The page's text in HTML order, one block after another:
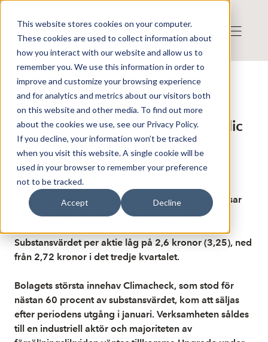
This website stores cookies on your computer.
These cookies are used to collect information about
how you interact with our website and allow us to
remember you. We use this information in order to
improve and customize your browsing experience
and for analytics and metrics about our visitors both
on this website and other media. To find out more
about the cookies we use, see our Privacy Policy.
If you decline, your information won’t be tracked
when you visit this website. A single cookie will be
used in your browser to remember your preference
not to be tracked.
Accept Decline
Publicerat: 2026-02-25 08:09:22
Detta är en nyhet från nyhetsbyrån FinwireDisclaimer
Finwire om Upgrade Invest Nordic
AB: Upgrade Invest Nordic
rapporterar lägre substansvärde
Investmentbolaget Upgrade Invest Nordic redovisar
ett lägre substansvärde i det fjärde kvartalet.
Substansvärdet per aktie låg på 2,6 kronor (3,25), ned
från 2,72 kronor i det tredje kvartalet.
Bolagets största innehav Climacheck, som stod för
nästan 60 procent av substansvärdet, kom att säljas
efter periodens utgång i januari. Verksamheten såldes
till en industriell aktör och majoriteten av